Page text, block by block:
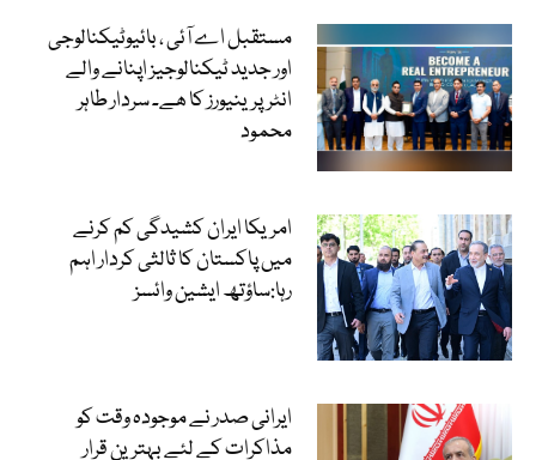
مستقبل اے آئی ، بائیوٹیکنالوجی
اور جدید ٹیکنالوجیز اپنانے والے
انٹرپرینیورز کا ھے۔ سردار طاہر
محمود
امریکا ایران کشیدگی کم کرنے
میں پاکستان کا ثالثی کردار اہم
رہا:ساؤتھ ایشین وائسز
ایرانی صدر نے موجودہ وقت کو
مذاکرات کے لئے بہترین قرار